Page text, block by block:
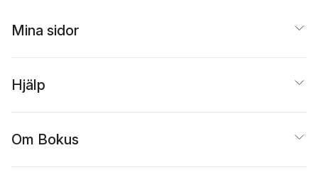
Mina sidor
Hjälp
Om Bokus